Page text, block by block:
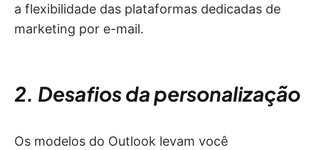
a flexibilidade das plataformas dedicadas de
marketing por e-mail.
2. Desafios da personalização
Os modelos do Outlook levam você